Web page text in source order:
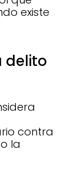
existe
delito
contra
la